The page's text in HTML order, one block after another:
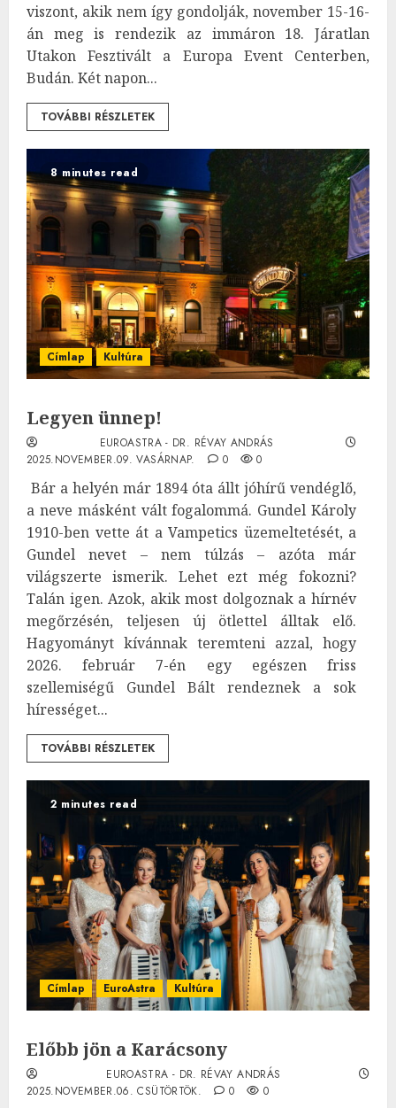
viszont, akik nem így gondolják, november 15-16-
án meg is rendezik az immáron 18. Járatlan
Utakon Fesztivált a Europa Event Centerben,
Budán. Két napon...
TOVÁBBI RÉSZLETEK
8 minutes read
Címlap Kultúra
Legyen ünnep!
EUROASTRA - DR. RÉVAY ANDRÁS
2025.NOVEMBER.09. VASÁRNAP.
0 0
Bár a helyén már 1894 óta állt jóhírű vendéglő,
a neve másként vált fogalommá. Gundel Károly
1910-ben vette át a Vampetics üzemeltetését, a
Gundel nevet – nem túlzás – azóta már
világszerte ismerik. Lehet ezt még fokozni?
Talán igen. Azok, akik most dolgoznak a hírnév
megőrzésén, teljesen új ötlettel álltak elő.
Hagyományt kívánnak teremteni azzal, hogy
2026. február 7-én egy egészen friss
szellemiségű Gundel Bált rendeznek a sok
hírességet...
TOVÁBBI RÉSZLETEK
2 minutes read
Címlap EuroAstra Kultúra
Előbb jön a Karácsony
EUROASTRA - DR. RÉVAY ANDRÁS
2025.NOVEMBER.06. CSÜTÖRTÖK.
0 0